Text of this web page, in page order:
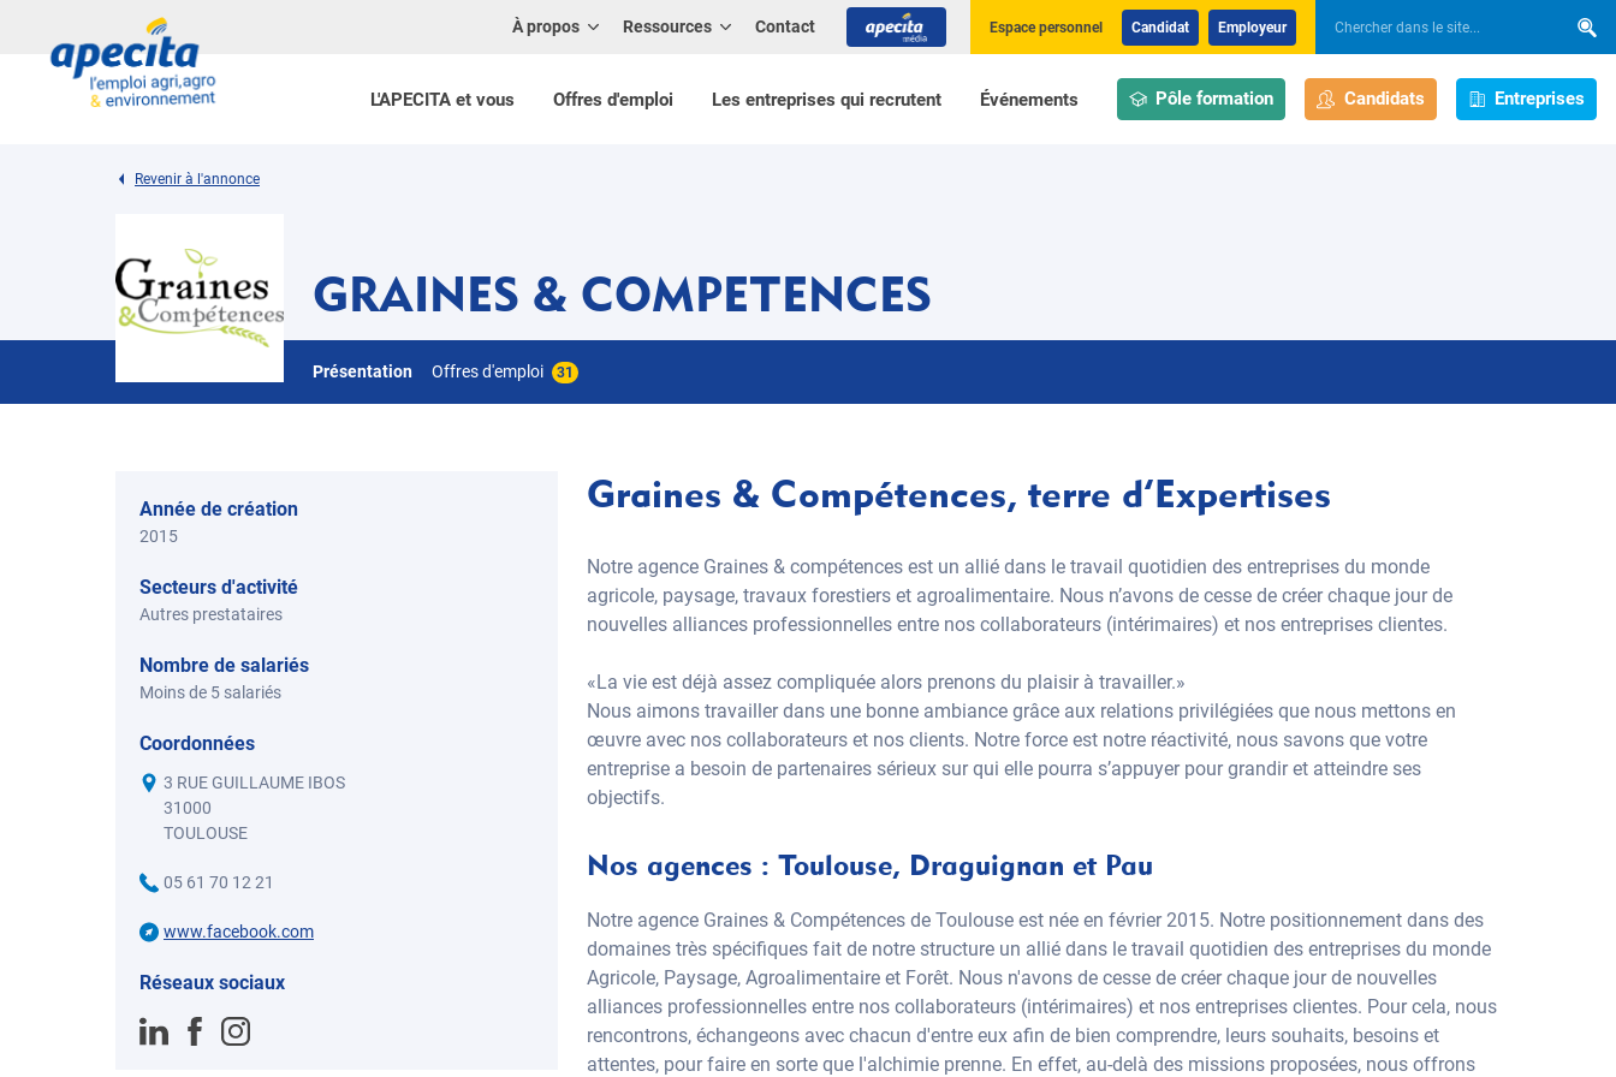
L'APECITA et vous Offres d'emploi Les entreprises qui recrutent Événements Pôle formation Candidats Entreprises
À propos Ressources Contact Espace personnel Candidat Employeur
Revenir à l'annonce
GRAINES & COMPETENCES
Présentation Offres d'emploi 31
Année de création
2015
Secteurs d'activité
Autres prestataires
Nombre de salariés
Moins de 5 salariés
Coordonnées
3 RUE GUILLAUME IBOS
31000
TOULOUSE
05 61 70 12 21
www.facebook.com
Réseaux sociaux
Graines & Compétences, terre d’Expertises
Notre agence Graines & compétences est un allié dans le travail quotidien des entreprises du monde
agricole, paysage, travaux forestiers et agroalimentaire. Nous n’avons de cesse de créer chaque jour de
nouvelles alliances professionnelles entre nos collaborateurs (intérimaires) et nos entreprises clientes.
«La vie est déjà assez compliquée alors prenons du plaisir à travailler.»
Nous aimons travailler dans une bonne ambiance grâce aux relations privilégiées que nous mettons en
œuvre avec nos collaborateurs et nos clients. Notre force est notre réactivité, nous savons que votre
entreprise a besoin de partenaires sérieux sur qui elle pourra s’appuyer pour grandir et atteindre ses
objectifs.
Nos agences : Toulouse, Draguignan et Pau
Notre agence Graines & Compétences de Toulouse est née en février 2015. Notre positionnement dans des
domaines très spécifiques fait de notre structure un allié dans le travail quotidien des entreprises du monde
Agricole, Paysage, Agroalimentaire et Forêt. Nous n'avons de cesse de créer chaque jour de nouvelles
alliances professionnelles entre nos collaborateurs (intérimaires) et nos entreprises clientes. Pour cela, nous
rencontrons, échangeons avec chacun d'entre eux afin de bien comprendre, leurs souhaits, besoins et
attentes, pour faire en sorte que l'alchimie prenne. En effet, au-delà des missions proposées, nous offrons